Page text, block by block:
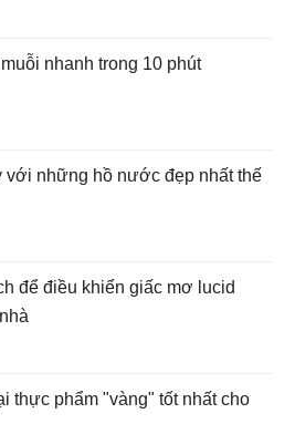
nhanh trong 10 phút
với những hồ nước đẹp nhất thế
để điều khiển giấc mơ lucid
thực phẩm "vàng" tốt nhất cho